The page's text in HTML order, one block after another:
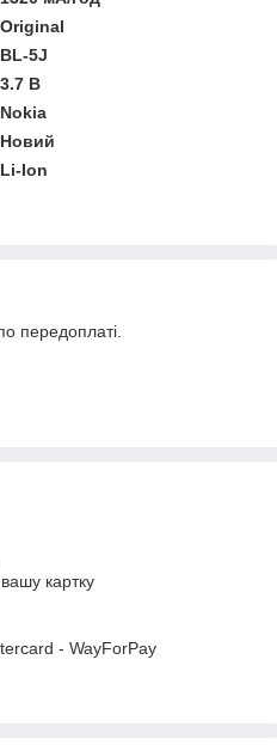
Original
BL-5J
3.7 В
Nokia
Новий
Li-Ion
передоплаті.
картку
- WayForPay